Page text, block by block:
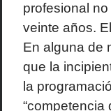
profesional
veinte años.
En alguna de
que la
la
“competencia